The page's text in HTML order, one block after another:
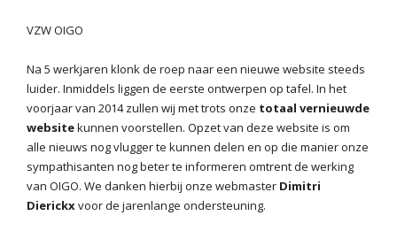
VZW OIGO
Na 5 werkjaren klonk de roep naar een nieuwe website steeds
luider. Inmiddels liggen de eerste ontwerpen op tafel. In het
voorjaar van 2014 zullen wij met trots onze totaal vernieuwde
websitekunnen voorstellen. Opzet van deze website is om
alle nieuws nog vlugger te kunnen delen en op die manier onze
sympathisanten nog beter te informeren omtrent de werking
van OIGO. We danken hierbij onze webmaster Dimitri
Dierickxvoor de jarenlange ondersteuning.